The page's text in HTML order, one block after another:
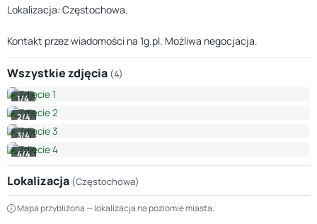
Lokalizacja: Częstochowa.
Kontakt przez wiadomości na 1g.pl. Możliwa negocjacja.
Wszystkie zdjęcia (4)
1/4
2/4
3/4
4/4
Lokalizacja (Częstochowa)
+
Mapa przybliżona — lokalizacja na poziomie miasta.